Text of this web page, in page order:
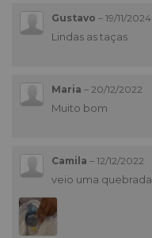
Gustavo – 19/11/2024
Lindas as taças
Maria – 20/12/2022
Muito bom
Camila – 12/12/2022
veio uma quebrada